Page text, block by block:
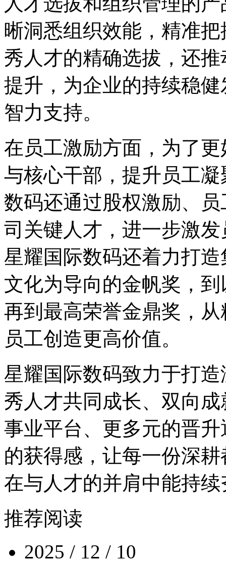
晰洞悉组织效能，精准
秀人才的精确选拔，
提升，为企业的持续
智力支持。
在员工激励方面，为
与核心干部，提升员工
数码还通过股权激励、员
司关键人才，进一步激
星耀国际数码还着力打造
文化为导向的金帆奖，
再到最高荣誉金鼎奖
员工创造更高价值。
星耀国际数码致力于打造
秀人才共同成长、双向
事业平台、更多元的晋升
的获得感，让每一份深
在与人才的并肩中能持
推荐阅读
2025 / 12 / 10